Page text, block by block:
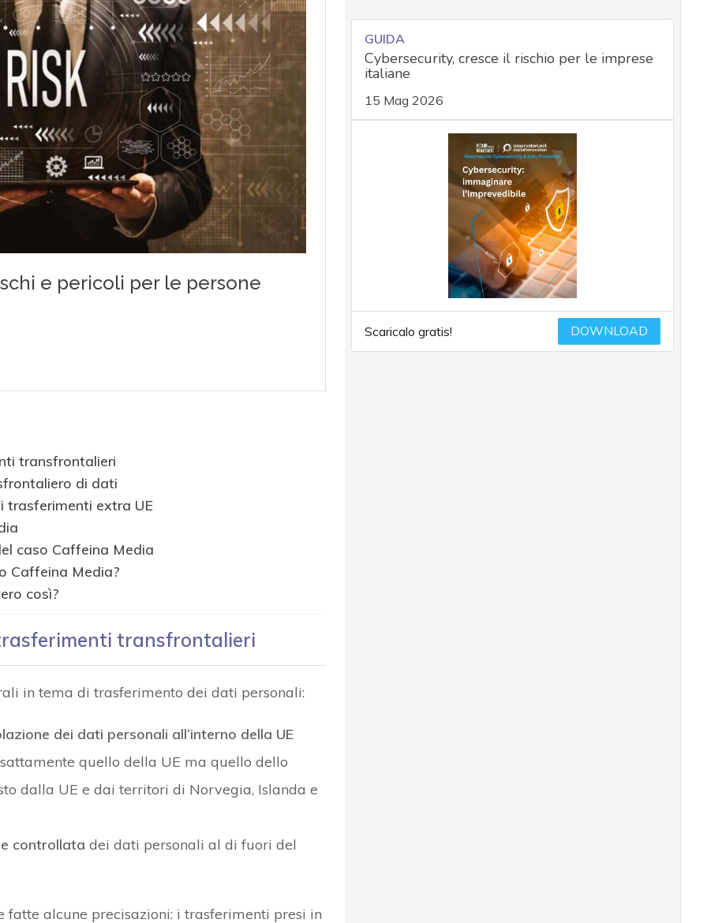
transfrontalieri
di dati
trasferimenti extra UE
caso Caffeina Media
Caffeina Media?
così?
transfrontalieri
in tema di trasferimento dei dati personali:
dei dati personali all’interno della UE
quello della UE ma quello dello
dalla UE e dai territori di Norvegia, Islanda e
controllata dei dati personali al di fuori del
fatte alcune precisazioni: i trasferimenti presi in
GUIDA
Cybersecurity, cresce il rischio per le imprese
italiane
15 Mag 2026
Scaricalo gratis! DOWNLOAD